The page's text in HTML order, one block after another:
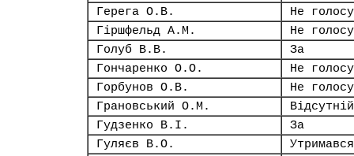
Герега О.В.
Не
Гіршфельд А.М.
Не
Голуб В.В.
За
Гончаренко О.О.
Не
Горбунов О.В.
Не
Грановський О.М.
Відсутній
Гудзенко В.І.
За
Гуляєв В.О.
Утримався